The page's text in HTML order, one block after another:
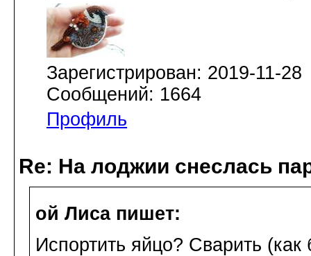
Зарегистрирован: 2019-11-28
Сообщений: 1664
Профиль
Re: На лоджии снеслась
ой Лиса пишет:
Испортить яйцо? Сварить